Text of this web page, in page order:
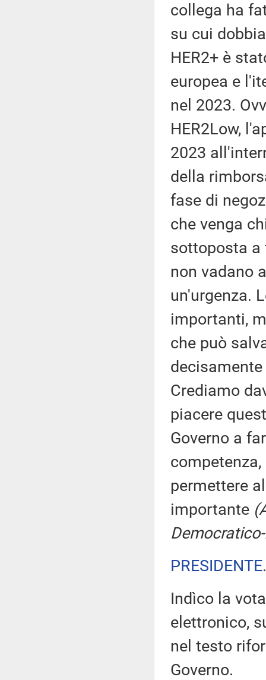
collega ha
su cui
HER2+ è
europea e
nel 2023.
HER2Low,
2023
della
fase di
che venga
sottoposta a
non vadano
un'urgenza.
importanti,
che può
Crediamo
piacere
Governo a
permettere
importante
PRESIDENTE
Indìco la
elettronico,
nel testo
Governo.